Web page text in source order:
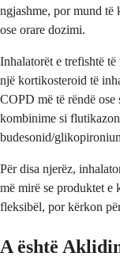
ngjashme, por mund të
ose orare dozimi.
Inhalatorët e trefishtë
një kortikosteroid të
COPD më të rëndë ose
kombinime si
budesonid/
Për disa njerëz,
më mirë se produktet
fleksibël, por kërkon
A është